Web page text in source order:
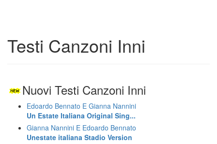
Testi Canzoni Inni
Nuovi Testi Canzoni Inni
Edoardo Bennato E Gianna Nannini
Un Estate Italiana Original Sing...
Gianna Nannini E Edoardo Bennato
Unestate italiana Stadio Version